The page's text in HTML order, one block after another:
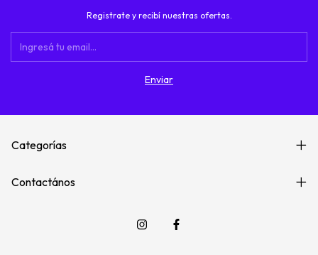
Registrate y recibí nuestras ofertas.
Categorías
Contactános